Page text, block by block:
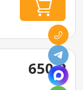
650₽